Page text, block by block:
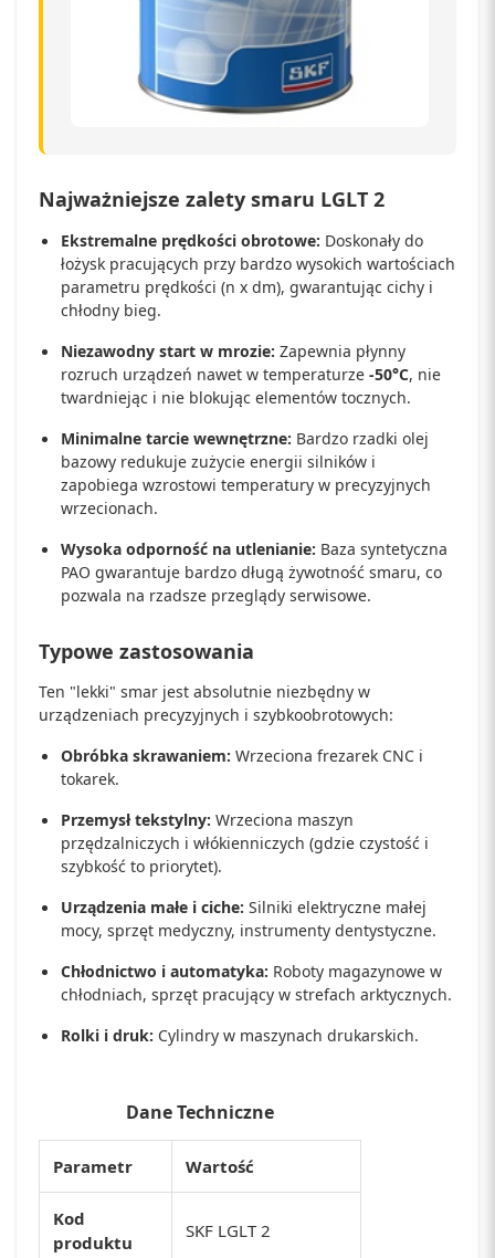
Najważniejsze zalety smaru LGLT 2
Ekstremalne prędkości obrotowe: Doskonały do
łożysk pracujących przy bardzo wysokich wartościach
parametru prędkości (n x dm), gwarantując cichy i
chłodny bieg.
Niezawodny start w mrozie: Zapewnia płynny
rozruch urządzeń nawet w temperaturze -50°C, nie
twardniejąc i nie blokując elementów tocznych.
Minimalne tarcie wewnętrzne: Bardzo rzadki olej
bazowy redukuje zużycie energii silników i
zapobiega wzrostowi temperatury w precyzyjnych
wrzecionach.
Wysoka odporność na utlenianie: Baza syntetyczna
PAO gwarantuje bardzo długą żywotność smaru, co
pozwala na rzadsze przeglądy serwisowe.
Typowe zastosowania
Ten "lekki" smar jest absolutnie niezbędny w
urządzeniach precyzyjnych i szybkoobrotowych:
Obróbka skrawaniem: Wrzeciona frezarek CNC i
tokarek.
Przemysł tekstylny: Wrzeciona maszyn
przędzalniczych i włókienniczych (gdzie czystość i
szybkość to priorytet).
Urządzenia małe i ciche: Silniki elektryczne małej
mocy, sprzęt medyczny, instrumenty dentystyczne.
Chłodnictwo i automatyka: Roboty magazynowe w
chłodniach, sprzęt pracujący w strefach arktycznych.
Rolki i druk: Cylindry w maszynach drukarskich.
Dane Techniczne
Parametr Wartość
Kod
produktu
SKF LGLT 2